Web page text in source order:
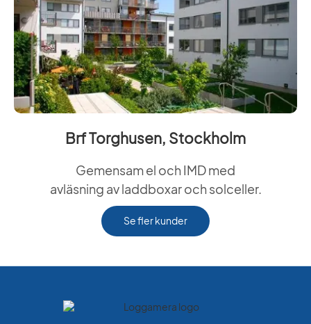
Brf Torghusen, Stockholm
Gemensam el och IMD med
avläsning av laddboxar och solceller.
Se fler kunder